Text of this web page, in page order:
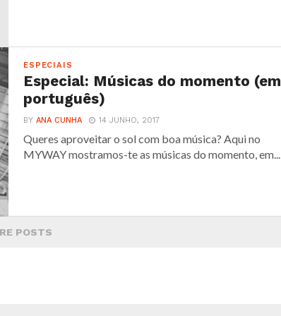
ESPECIAIS
Especial: Músicas do momento (em
português)
BYANA CUNHA 14 JUNHO, 2017
Queres aproveitar o sol com boa música? Aqui no
MYWAY mostramos-te as músicas do momento, em...
POSTS